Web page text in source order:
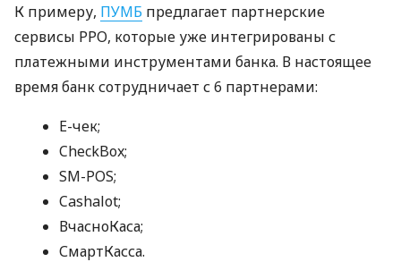
К примеру, ПУМБ предлагает партнерские
сервисы РРО, которые уже интегрированы с
платежными инструментами банка. В настоящее
время банк сотрудничает с 6 партнерами:
E-чек;
CheckBox;
SM-POS;
Cashalot;
ВчасноКаса;
СмартКасса.